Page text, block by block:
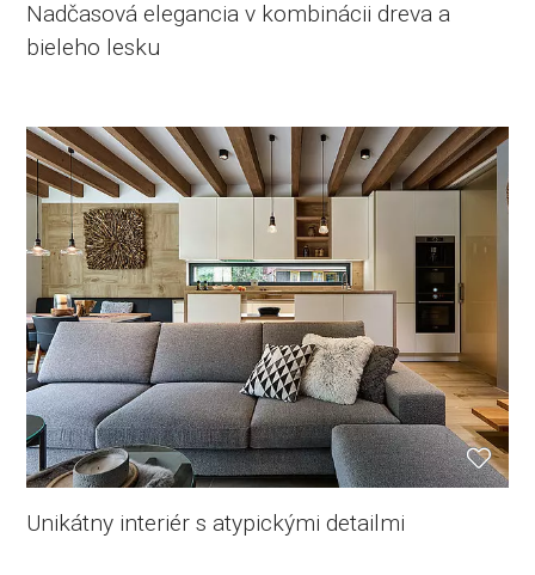
Nadčasová elegancia v kombinácii dreva a
bieleho lesku
Unikátny interiér s atypickými detailmi